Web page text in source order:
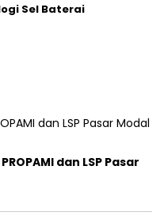
Sel Baterai
dan LSP Pasar